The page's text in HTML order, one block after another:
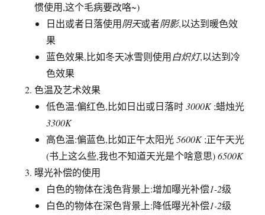
色温及艺术效果
低色温:偏红色,比如日出或日落时3000K;蜡烛光
3300K
高色温:偏蓝色,比如正午太阳光5600K;正午天光
(书上这么些,我也不知道天光是个啥意思)
曝光补偿的使用
白色的物体在浅色背景上:增加曝光补偿1-2级
白色的物体在深色背景上:降低曝光补偿
黑色的物体在浅色背景上:降低曝光补偿1-2级
黑色的物体在浅色背景上:增加曝光补偿1-2级
逆光摄影:增加曝光补偿
闪光灯的作用
凝固高速运动的物体(比如戏水的孩子?)